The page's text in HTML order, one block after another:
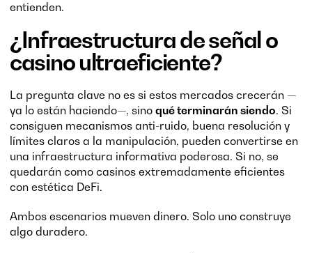
entienden.
¿Infraestructura de señal o
casino ultraeficiente?
La pregunta clave no es si estos mercados crecerán —
ya lo están haciendo—, sino qué terminarán siendo. Si
consiguen mecanismos anti-ruido, buena resolución y
límites claros a la manipulación, pueden convertirse en
una infraestructura informativa poderosa. Si no, se
quedarán como casinos extremadamente eficientes
con estética DeFi.
Ambos escenarios mueven dinero. Solo uno construye
algo duradero.